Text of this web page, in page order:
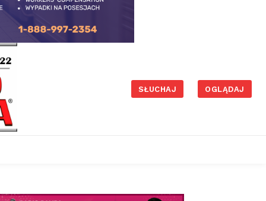
SŁUCHAJ OGLĄDAJ